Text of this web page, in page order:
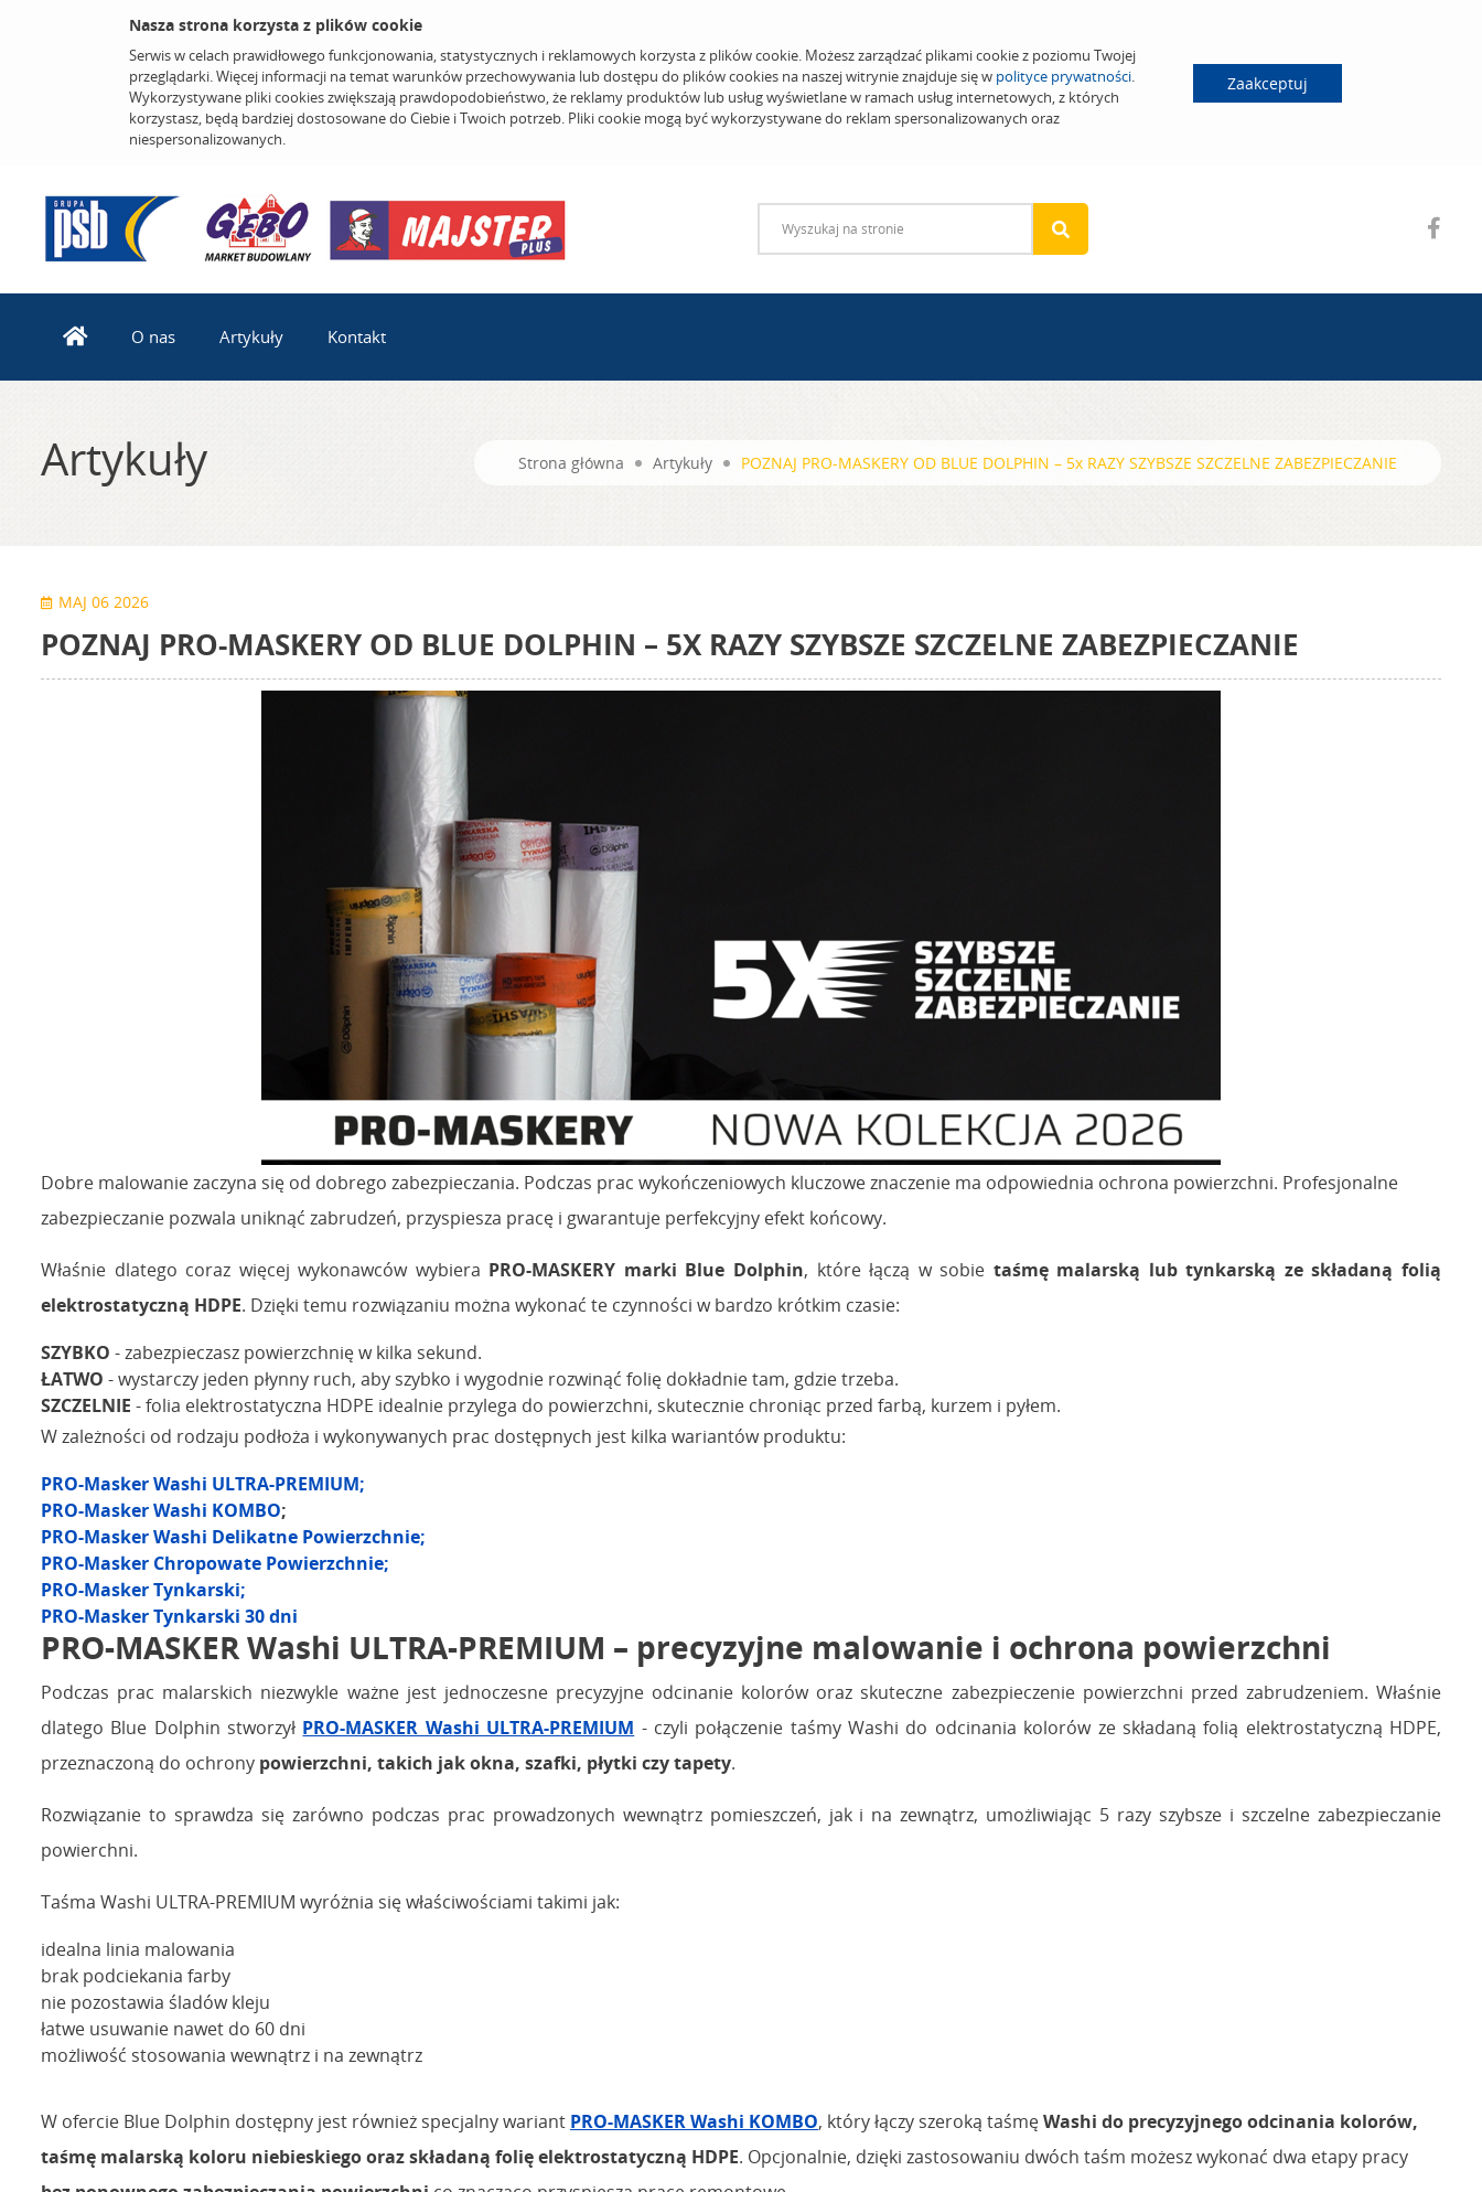
Nasza strona korzysta z plików cookie
Serwis w celach prawidłowego funkcjonowania, statystycznych i reklamowych korzysta z plików cookie. Możesz zarządzać plikami cookie z poziomu Twojej
przeglądarki. Więcej informacji na temat warunków przechowywania lub dostępu do plików cookies na naszej witrynie znajduje się w polityce prywatności.
Wykorzystywane pliki cookies zwiększają prawdopodobieństwo, że reklamy produktów lub usług wyświetlane w ramach usług internetowych, z których
korzystasz, będą bardziej dostosowane do Ciebie i Twoich potrzeb. Pliki cookie mogą być wykorzystywane do reklam spersonalizowanych oraz
niespersonalizowanych.
Zaakceptuj
O nas Artykuły Kontakt
Artykuły Strona główna Artykuły POZNAJ PRO-MASKERY OD BLUE DOLPHIN – 5x RAZY SZYBSZE SZCZELNE ZABEZPIECZANIE
MAJ 06 2026
POZNAJ PRO-MASKERY OD BLUE DOLPHIN – 5X RAZY SZYBSZE SZCZELNE ZABEZPIECZANIE
Dobre malowanie zaczyna się od dobrego zabezpieczania. Podczas prac wykończeniowych kluczowe znaczenie ma odpowiednia ochrona powierzchni. Profesjonalne
zabezpieczanie pozwala uniknąć zabrudzeń, przyspiesza pracę i gwarantuje perfekcyjny efekt końcowy.
Właśnie dlatego coraz więcej wykonawców wybiera PRO-MASKERY marki Blue Dolphin, które łączą w sobie taśmę malarską lub tynkarską ze składaną folią
elektrostatyczną HDPE. Dzięki temu rozwiązaniu można wykonać te czynności w bardzo krótkim czasie:
SZYBKO - zabezpieczasz powierzchnię w kilka sekund.
ŁATWO - wystarczy jeden płynny ruch, aby szybko i wygodnie rozwinąć folię dokładnie tam, gdzie trzeba.
SZCZELNIE - folia elektrostatyczna HDPE idealnie przylega do powierzchni, skutecznie chroniąc przed farbą, kurzem i pyłem.
W zależności od rodzaju podłoża i wykonywanych prac dostępnych jest kilka wariantów produktu:
PRO-Masker Washi ULTRA-PREMIUM;
PRO-Masker Washi KOMBO;
PRO-Masker Washi Delikatne Powierzchnie;
PRO-Masker Chropowate Powierzchnie;
PRO-Masker Tynkarski;
PRO-Masker Tynkarski 30 dni
PRO-MASKER Washi ULTRA-PREMIUM – precyzyjne malowanie i ochrona powierzchni
Podczas prac malarskich niezwykle ważne jest jednoczesne precyzyjne odcinanie kolorów oraz skuteczne zabezpieczenie powierzchni przed zabrudzeniem. Właśnie
dlatego Blue Dolphin stworzył PRO-MASKER Washi ULTRA-PREMIUM - czyli połączenie taśmy Washi do odcinania kolorów ze składaną folią elektrostatyczną HDPE,
przeznaczoną do ochrony powierzchni, takich jak okna, szafki, płytki czy tapety.
Rozwiązanie to sprawdza się zarówno podczas prac prowadzonych wewnątrz pomieszczeń, jak i na zewnątrz, umożliwiając 5 razy szybsze i szczelne zabezpieczanie
powierchni.
Taśma Washi ULTRA-PREMIUM wyróżnia się właściwościami takimi jak:
idealna linia malowania
brak podciekania farby
nie pozostawia śladów kleju
łatwe usuwanie nawet do 60 dni
możliwość stosowania wewnątrz i na zewnątrz
W ofercie Blue Dolphin dostępny jest również specjalny wariant PRO-MASKER Washi KOMBO, który łączy szeroką taśmęWashi do precyzyjnego odcinania kolorów,
taśmę malarską koloru niebieskiego oraz składaną folię elektrostatyczną HDPE. Opcjonalnie, dzięki zastosowaniu dwóch taśm możesz wykonać dwa etapy pracy